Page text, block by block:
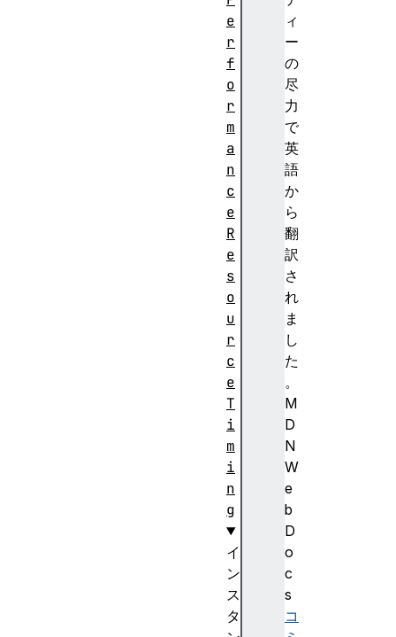
ィ
ー
の
尽
力
で
英
語
か
ら
翻
訳
さ
れ
ま
し
た
。
M
D
N
W
e
b
D
o
c
s
コ
e
r
f
o
r
m
a
n
c
e
R
e
s
o
u
r
c
e
T
i
m
i
n
g
イ
ン
ス
タ